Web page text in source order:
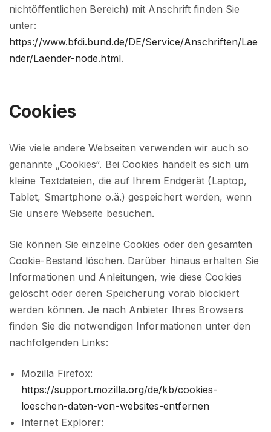
nichtöffentlichen Bereich) mit Anschrift finden Sie
unter:
https://www.bfdi.bund.de/DE/Service/Anschriften/Lae
nder/Laender-node.html.
Cookies
Wie viele andere Webseiten verwenden wir auch so
genannte „Cookies“. Bei Cookies handelt es sich um
kleine Textdateien, die auf Ihrem Endgerät (Laptop,
Tablet, Smartphone o.ä.) gespeichert werden, wenn
Sie unsere Webseite besuchen.
Sie können Sie einzelne Cookies oder den gesamten
Cookie-Bestand löschen. Darüber hinaus erhalten Sie
Informationen und Anleitungen, wie diese Cookies
gelöscht oder deren Speicherung vorab blockiert
werden können. Je nach Anbieter Ihres Browsers
finden Sie die notwendigen Informationen unter den
nachfolgenden Links:
Mozilla Firefox:
https://support.mozilla.org/de/kb/cookies-
loeschen-daten-von-websites-entfernen
Internet Explorer: